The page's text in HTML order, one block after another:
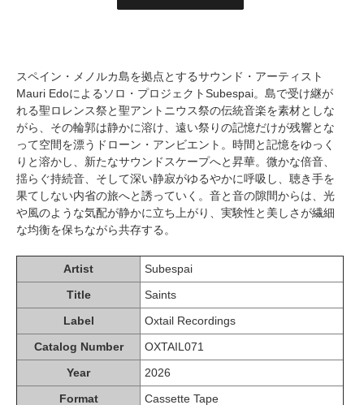
スペイン・メノルカ島を拠点とするサウンド・アーティスト
Mauri Edoによるソロ・プロジェクトSubespai。島で受け継が
れる聖ロレンス祭と聖アントニウス祭の伝統音楽を素材としな
がら、その輪郭は静かに溶け、遠い祭りの記憶だけが残響とな
って空間を漂うドローン・アンビエント。時間と記憶をゆっく
りと溶かし、新たなサウンドスケープへと昇華。微かな倍音、
揺らぐ持続音、そして深い静寂がゆるやかに呼吸し、聴き手を
果てしない内省の旅へと誘っていく。音と音の隙間からは、光
や風のような気配が静かに立ち上がり、実験性と美しさが繊細
な均衡を保ちながら共存する。
Artist
Subespai
Title
Saints
Label
Oxtail Recordings
Catalog Number
OXTAIL071
Year
2026
Format
Cassette Tape